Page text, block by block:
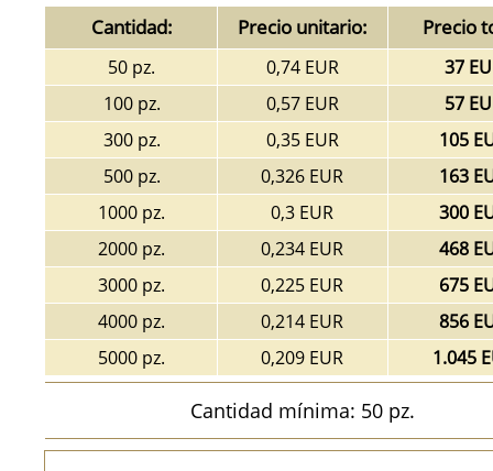
Cantidad: Precio unitario: Precio
50 pz. 0,74 EUR
37
100 pz.
0,57 EUR
57
300 pz.
0,35 EUR
105
500 pz.
0,326 EUR
163
1000 pz.
0,3 EUR
300
2000 pz.
0,234 EUR
468
3000 pz.
0,225 EUR
675
4000 pz.
0,214 EUR
856
5000 pz.
0,209 EUR 1.045
Cantidad mínima: 50 pz.